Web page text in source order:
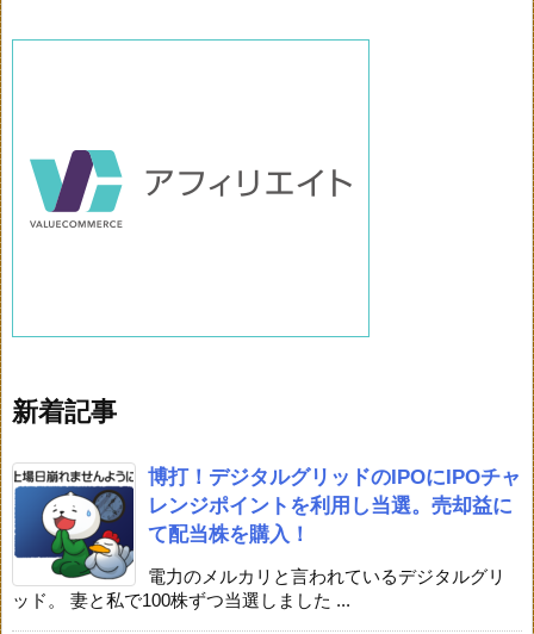
新着記事
博打！デジタルグリッドのIPOにIPOチャ
レンジポイントを利用し当選。売却益に
て配当株を購入！
電力のメルカリと言われているデジタルグリ
ッド。 妻と私で100株ずつ当選しました ...